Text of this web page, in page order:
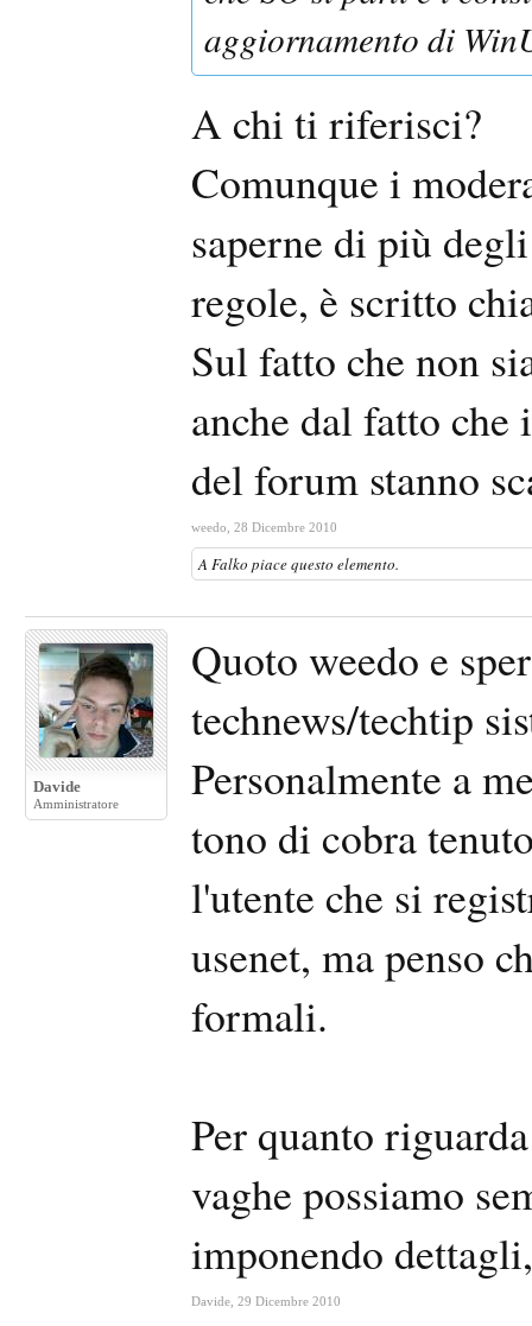
aggiornamento di
A chi ti riferisci?
Comunque i
saperne di più
regole, è scritto
Sul fatto che non
anche dal fatto
del forum stanno
weedo 28 Dicembre 2010
A Falko piace questo elemento.
Davide
Amministratore
Quoto weedo e
technews/techtip
Personalmente a
tono di cobra
l'utente che si
usenet, ma penso
formali.
Per quanto
vaghe possiamo
imponendo
Davide 29 Dicembre 2010